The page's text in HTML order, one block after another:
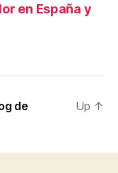
en España y
de
Up ↑